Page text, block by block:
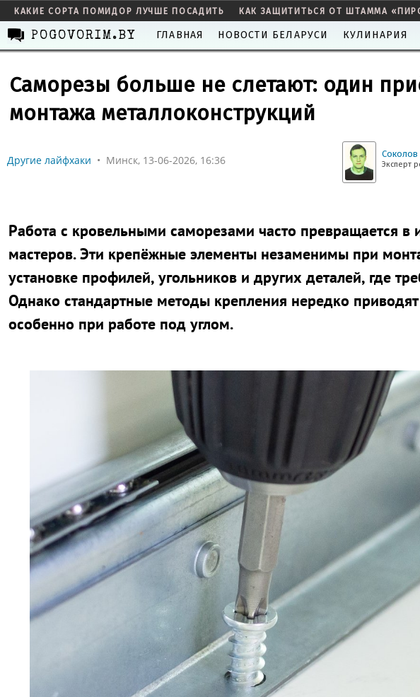
КАКИЕ СОРТА ПОМИДОР ЛУЧШЕ ПОСАДИТЬ КАК ЗАЩИТИТЬСЯ ОТ ШТАММА
POGOVORIM.BY ГЛАВНАЯ НОВОСТИ БЕЛАРУСИ КУЛИНАРИЯ
Саморезы больше не слетают: один
монтажа металлоконструкций
Другие лайфхаки • Минск, 13-06-2026, 16:36 Соколов
Эксперт
Работа с кровельными саморезами часто превращается
мастеров. Эти крепёжные элементы незаменимы при
установке профилей, угольников и других деталей, где
Однако стандартные методы крепления нередко
особенно при работе под углом.